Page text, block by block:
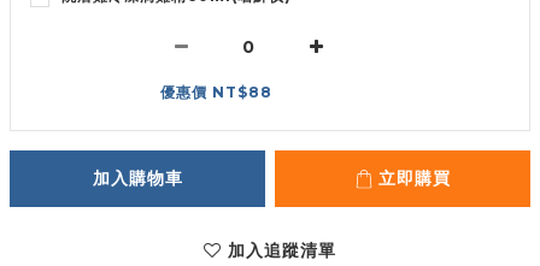
優惠價 NT$88
加入購物車 立即購買
加入追蹤清單